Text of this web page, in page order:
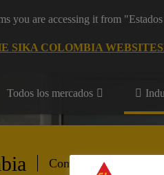
you are accessing it from
SIKA COLOMBIA WEBSITE
Todos los mercados
Componentes de